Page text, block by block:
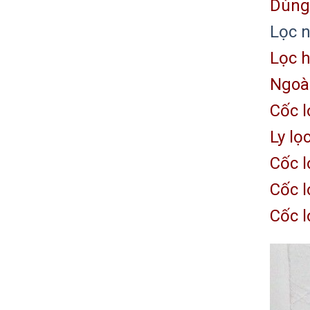
Lọc
Lọc
Cốc
Ly
Cốc
Cốc
Cốc